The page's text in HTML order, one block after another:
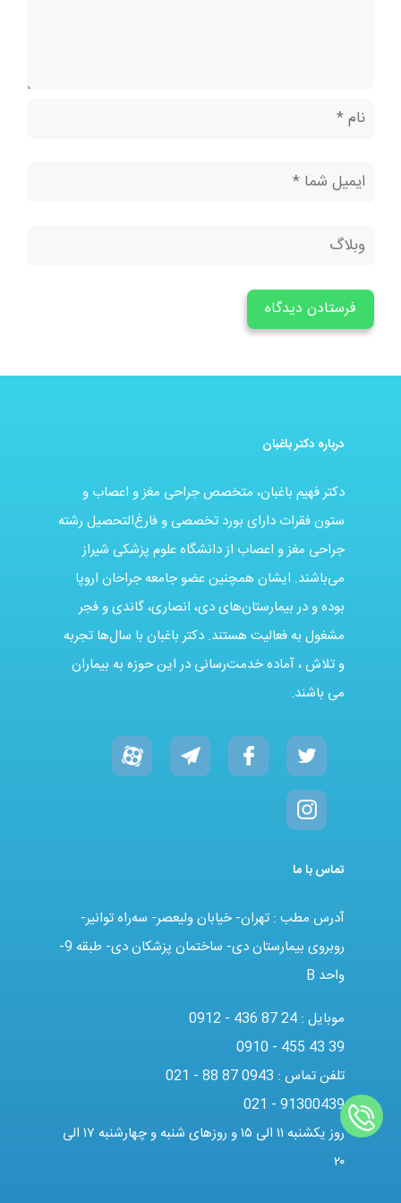
درباره دکتر باغبان
دکتر فهیم باغبان، متخصص جراحی مغز و اعصاب و
ستون فقرات دارای بورد تخصصی و فارغ‌التحصیل رشته
جراحی مغز و اعصاب از دانشگاه علوم پزشکی شیراز
می‌باشند. ایشان همچنین عضو جامعه جراحان اروپا
بوده و در بیمارستان‌های دی، انصاری، گاندی و فجر
مشغول به فعالیت هستند. دکتر باغبان با سال‌ها تجربه
و تلاش ، آماده خدمت‌رسانی در این حوزه به بیماران
می باشند.
تماس با ما
آدرس مطب : تهران- خیابان ولیعصر- سه‌راه توانیر-
روبروی بیمارستان دی- ساختمان پزشکان دی- طبقه 9-
واحد B
موبایل : 0912 - 436 87 24
0910 - 455 43 39
تلفن تماس : 021 - 88 87 0943
021 - 91300439
روز یکشنبه ۱۱ الی ۱۵ و روزهای شنبه و چهارشنبه ۱۷ الی
۲۰